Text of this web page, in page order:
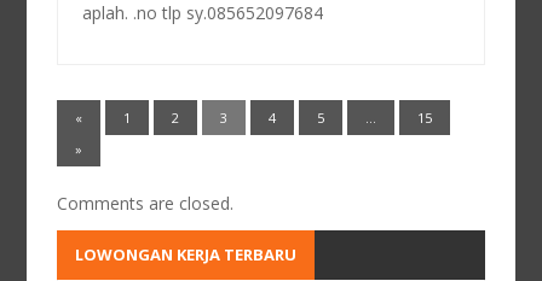
aplah. .no tlp sy.085652097684
« 1 2 3 4 5 …
15
»
Comments are closed.
LOWONGAN KERJA TERBARU